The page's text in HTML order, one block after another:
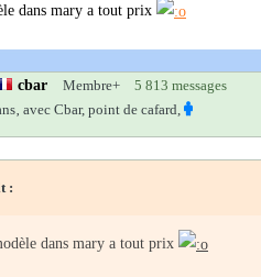
dans mary a tout prix
cbar Membre+
5 813 messages
avec Cbar, point de cafard,
:
dans mary a tout prix